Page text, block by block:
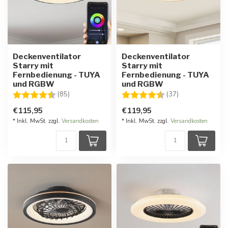
Deckenventilator
Starry mit
Fernbedienung - TUYA
und RGBW
Bewertung:
(85) 4.3 von 5 Sternen
€115,95
* Inkl. MwSt. zzgl. Versandkosten
Deckenventilator
Starry mit
Fernbedienung - TUYA
und RGBW
Bewertung:
(37)
€119,95
* Inkl. MwSt. zzgl. Versandkosten